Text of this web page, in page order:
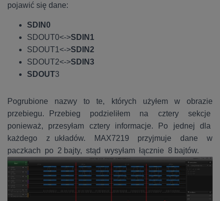
pojawić się dane:
SDIN0
SDOUT0<->SDIN1
SDOUT1<->SDIN2
SDOUT2<->SDIN3
SDOUT3
Pogrubione nazwy to te, których użyłem w obrazie
przebiegu. Przebieg podzieliłem na cztery sekcje
ponieważ, przesyłam cztery informacje. Po jednej dla
każdego z układów. MAX7219 przyjmuje dane w
paczkach po 2 bajty, stąd wysyłam łącznie 8 bajtów.